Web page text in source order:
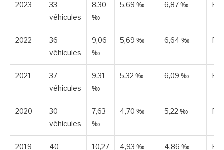
2023
33
véhicules
8,30
‰
5,69 ‰ 6,87 ‰
2022
36
véhicules
9,06
‰
5,69 ‰ 6,64 ‰
2021
37
véhicules
9,31
‰
5,32 ‰ 6,09 ‰
2020
30
véhicules
7,63
‰
4,70 ‰ 5,22 ‰
2019
40
10,27
4,93 ‰ 4,86 ‰